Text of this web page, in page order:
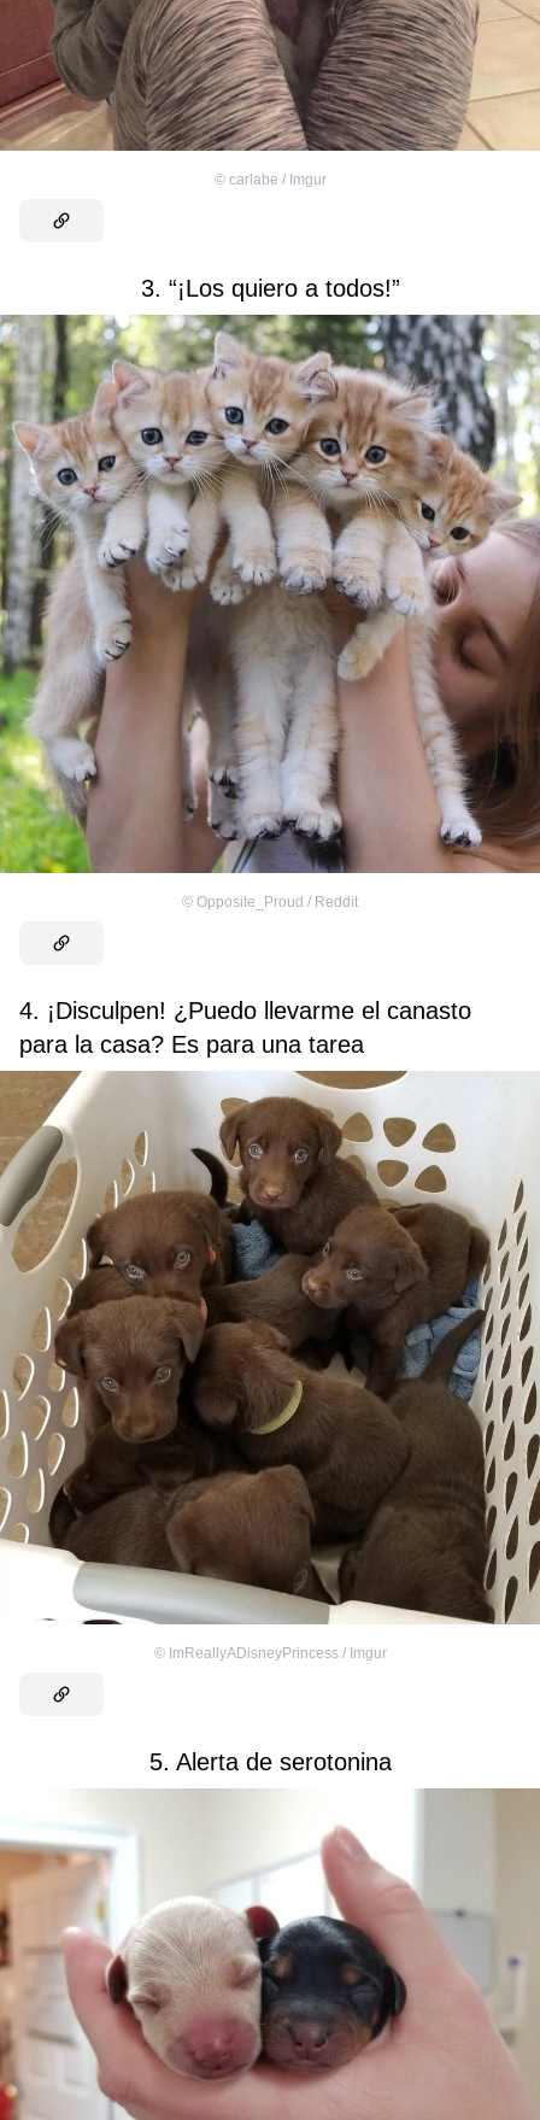
© carlabe / Imgur
3. “¡Los quiero a todos!”
© Opposite_Proud / Reddit
4. ¡Disculpen! ¿Puedo llevarme el canasto
para la casa? Es para una tarea
© ImReallyADisneyPrincess / Imgur
5. Alerta de serotonina